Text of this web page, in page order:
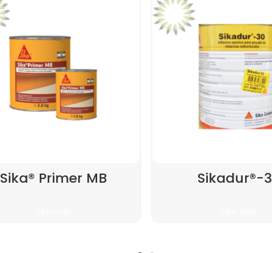
Sika® Primer MB Sikadur®-